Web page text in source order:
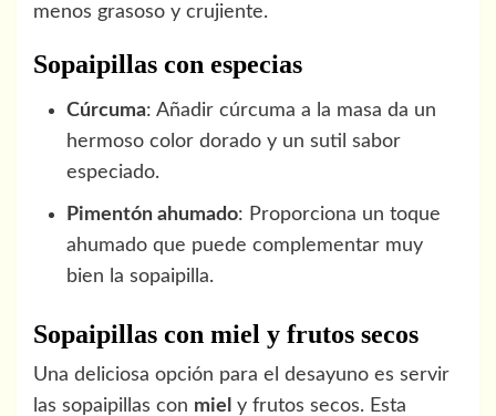
menos grasoso y crujiente.
Sopaipillas con especias
Cúrcuma: Añadir cúrcuma a la masa da un
hermoso color dorado y un sutil sabor
especiado.
Pimentón ahumado: Proporciona un toque
ahumado que puede complementar muy
bien la sopaipilla.
Sopaipillas con miel y frutos secos
Una deliciosa opción para el desayuno es servir
las sopaipillas con miel y frutos secos. Esta